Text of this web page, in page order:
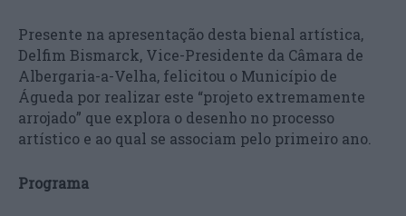
Presente na apresentação desta bienal artística,
Delfim Bismarck, Vice-Presidente da Câmara de
Albergaria-a-Velha, felicitou o Município de
Águeda por realizar este “projeto extremamente
arrojado” que explora o desenho no processo
artístico e ao qual se associam pelo primeiro ano.
Programa